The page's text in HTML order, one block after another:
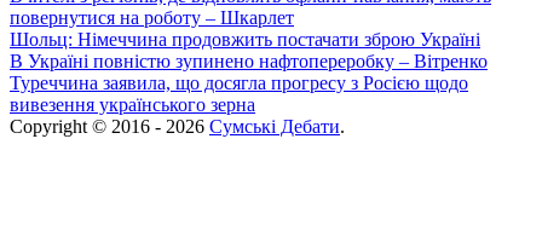
повернутися на роботу – Шкарлет
Шольц: Німеччина продовжить постачати зброю Україні
В Україні повністю зупинено нафтопереробку – Вітренко
Туреччина заявила, що досягла прогресу з Росією щодо
вивезення українського зерна
Copyright © 2016 - 2026 Сумські Дебати.